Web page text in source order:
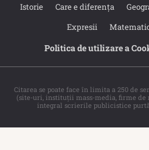
Istorie Care e diferența
Expresii
Politica de utilizare a
Citarea se poate face în limita a 250 de
(site-uri, instituţii mass-media, firme de
integral scrierile publicistice